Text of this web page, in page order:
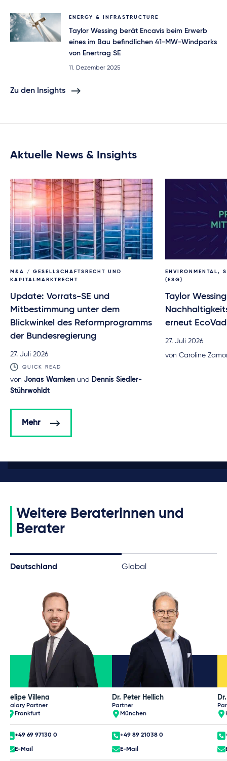
ENERGY & INFRASTRUCTURE
Taylor Wessing berät Encavis beim Erwerb
eines im Bau befindlichen 41-MW-Windparks
von Enertrag SE
11. Dezember 2025
Zu den Insights
Aktuelle News & Insights
M&A / GESELLSCHAFTSRECHT UND
KAPITALMARKTRECHT
Update: Vorrats-SE und
Mitbestimmung unter dem
Blickwinkel des Reformprogramms
der Bundesregierung
27. Juli 2026
QUICK READ
von Jonas Warnken und Dennis Siedler-
Stührwohldt
ENVIRONMENTAL,
(ESG)
Taylor
erneut
27. Juli 2026
von Caroline
Mehr
Weitere Beraterinnen und
Berater
Deutschland Global
Felipe Villena
Salary Partner
Frankfurt
+49 69 97130 0
E-Mail
Dr. Peter Hellich
Partner
München
+49 89 21038 0
E-Mail